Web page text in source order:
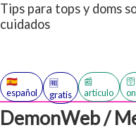
Tips para tops y doms
cuidados
🇪🇸
español
🆓
gratis
📰
artículo
🛜
DemonWeb /